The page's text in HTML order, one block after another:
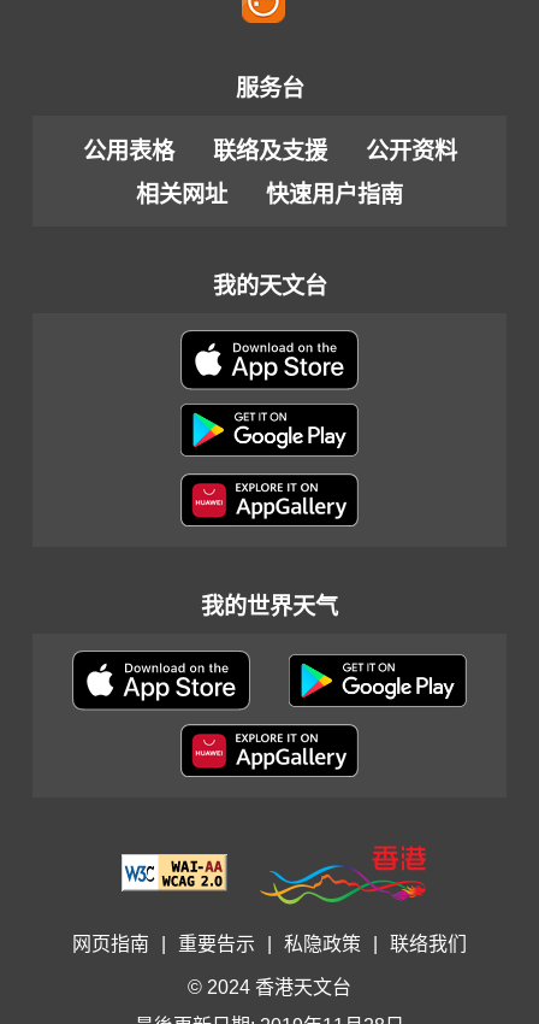
服务台
公用表格 联络及支援
公开资料
相关网址
快速用户指南
我的天文台
我的世界天气
网页指南 重要告示 私隐政策 联络我们
© 2024 香港天文台